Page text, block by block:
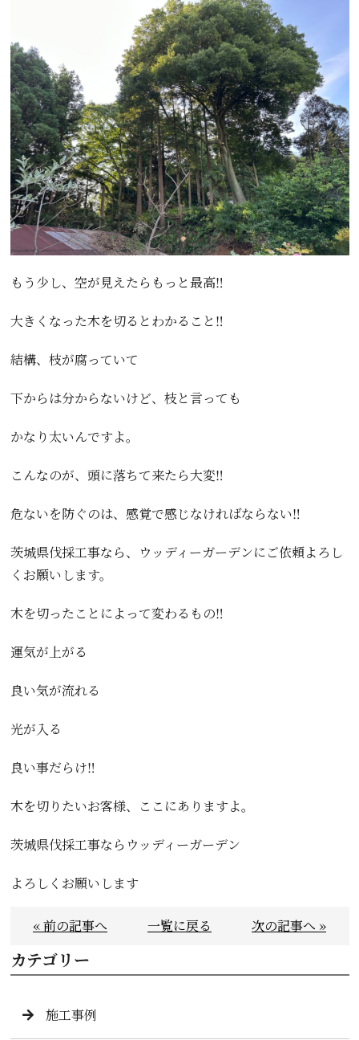
もう少し、空が見えたらもっと最高‼️
大きくなった木を切るとわかること‼️
結構、枝が腐っていて
下からは分からないけど、枝と言っても
かなり太いんですよ。
こんなのが、頭に落ちて来たら大変‼️
危ないを防ぐのは、感覚で感じなければならない‼️
茨城県伐採工事なら、ウッディーガーデンにご依頼よろし
くお願いします。
木を切ったことによって変わるもの‼️
運気が上がる
良い気が流れる
光が入る
良い事だらけ‼️
木を切りたいお客様、ここにありますよ。
茨城県伐採工事ならウッディーガーデン
よろしくお願いします
« 前の記事へ 一覧に戻る 次の記事へ »
カテゴリー
施工事例